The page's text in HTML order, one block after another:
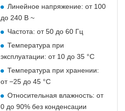
Линейное напряжение: от 100
до 240 В ~
Частота: от 50 до 60 Гц
Температура при
эксплуатации: от 10 до 35 °C
Температура при хранении:
от −25 до 45 °C
Относительная влажность: от
0 до 90% без конденсации